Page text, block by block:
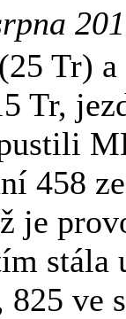
Tr) a
Tr,
458
je
stála
ve